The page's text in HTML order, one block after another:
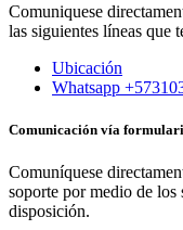
Comuniquese
las siguientes líneas que
Ubicación
Whatsapp
Comunicación vía
Comuníquese
soporte por medio de los
disposición.